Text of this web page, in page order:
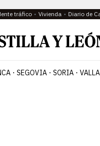
tráfico Vivienda Diario de
SEGOVIA SORIA